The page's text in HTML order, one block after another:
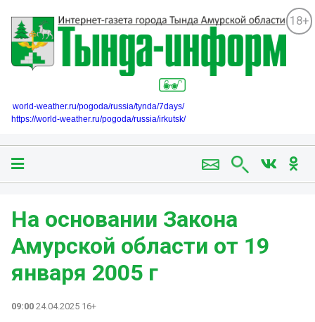
18+
world-weather.ru/pogoda/russia/tynda/7days/
https://world-weather.ru/pogoda/russia/irkutsk/
На основании Закона
Амурской области от 19
января 2005 г
09:00 24.04.2025 16+